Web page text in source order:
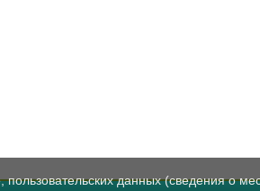
данных (сведения о